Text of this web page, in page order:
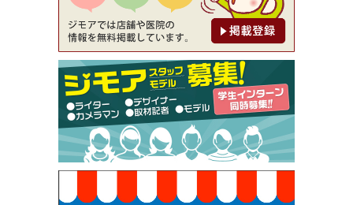
【ジモア限定②】初回割引 特価 鼻毛脱毛 半額 2,2
00円⇒1,100円（メンズ専門ワックス脱毛サロン Mi
ckle（ミックル））
[有効期限]2026年9月30日
【ジモア限定特典①】まつ毛カール 3,850円→ 2,7
50円（Premiere（プルミエール））
[有効期限]2026年9月30日
焼き餃子 一皿サービス（餃子酒場たっちゃん 西
早稲田店）
[有効期限]2026年9月30日